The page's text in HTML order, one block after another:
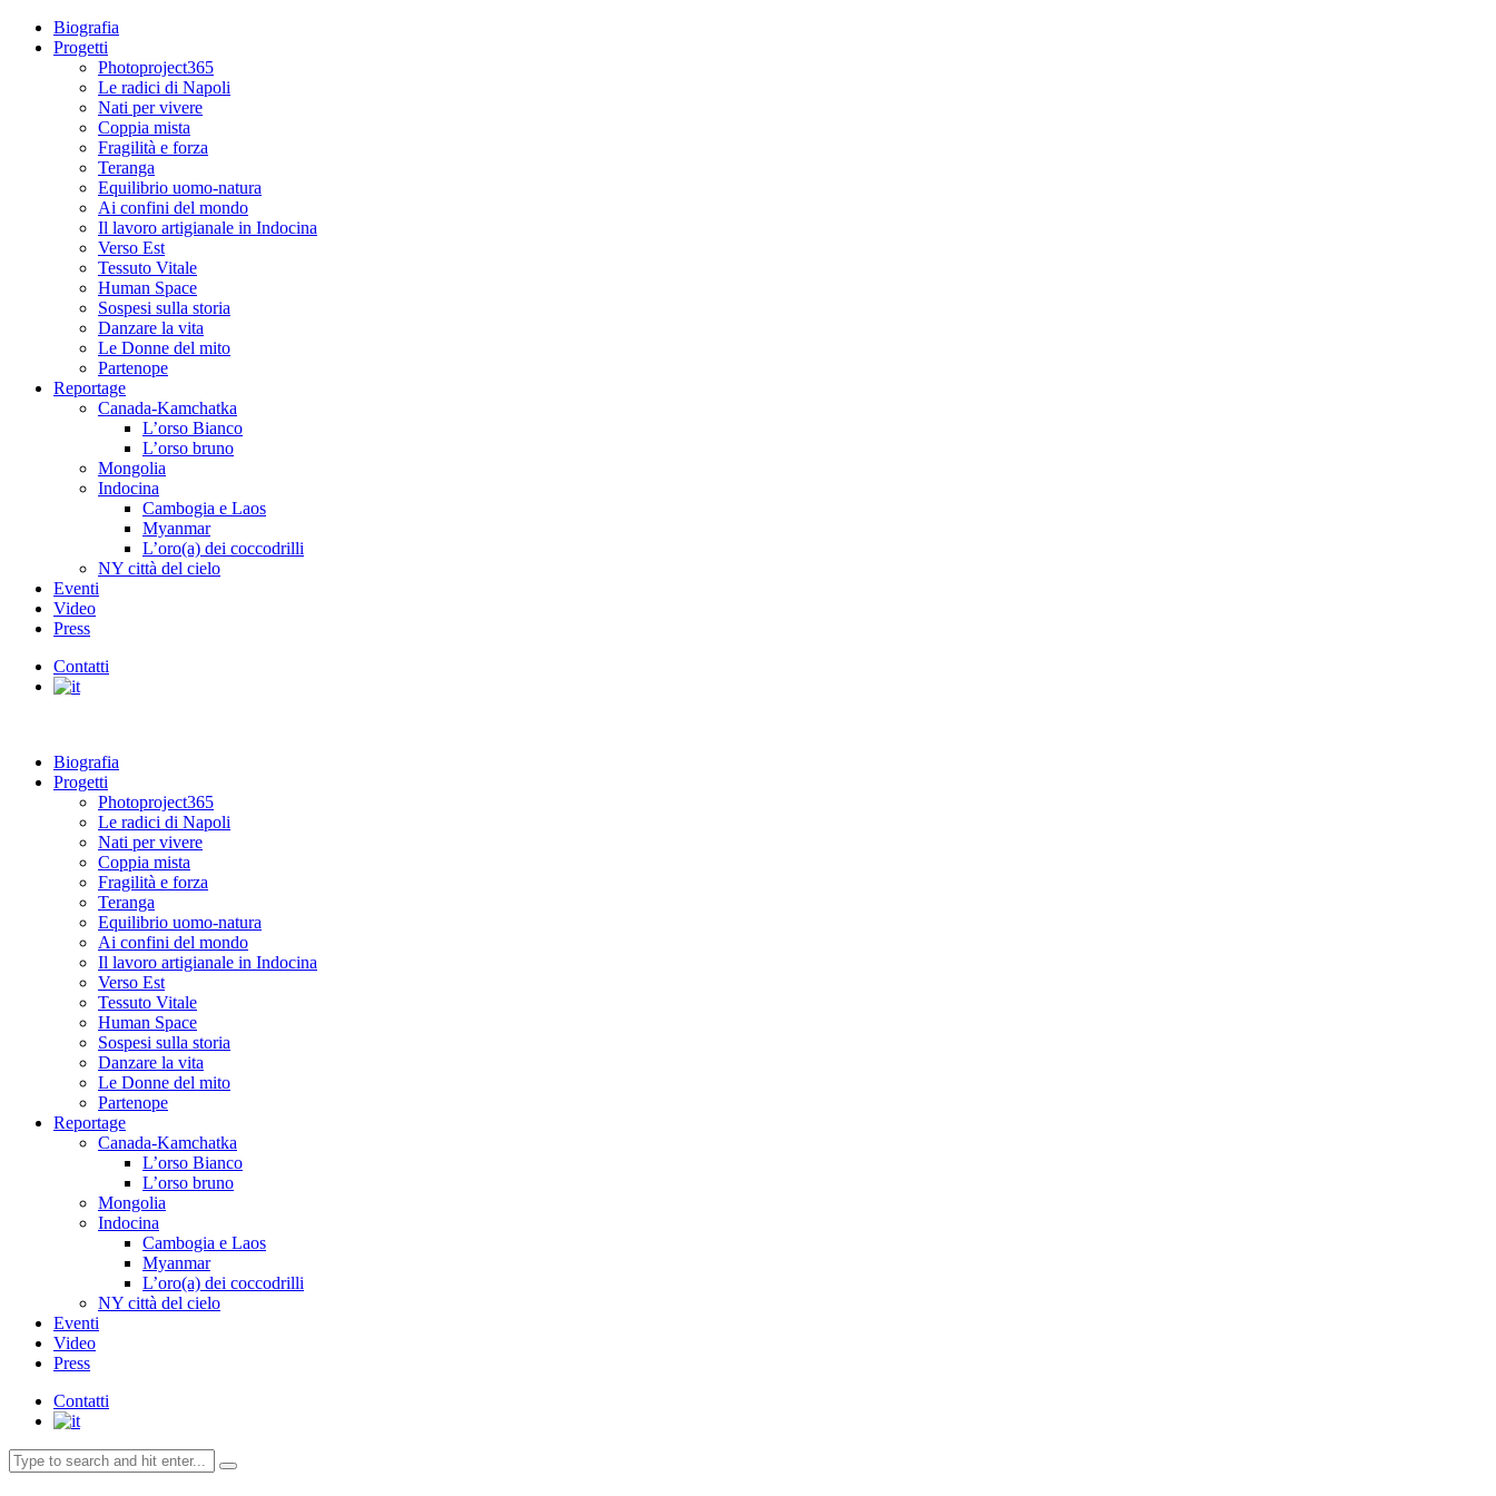
Biografia
Progetti
Photoproject365
Le radici di Napoli
Nati per vivere
Coppia mista
Fragilità e forza
Teranga
Equilibrio uomo-natura
Ai confini del mondo
Il lavoro artigianale in Indocina
Verso Est
Tessuto Vitale
Human Space
Sospesi sulla storia
Danzare la vita
Le Donne del mito
Partenope
Reportage
Canada-Kamchatka
L’orso Bianco
L’orso bruno
Mongolia
Indocina
Cambogia e Laos
Myanmar
L’oro(a) dei coccodrilli
NY città del cielo
Eventi
Video
Press
Contatti
Biografia
Progetti
Photoproject365
Le radici di Napoli
Nati per vivere
Coppia mista
Fragilità e forza
Teranga
Equilibrio uomo-natura
Ai confini del mondo
Il lavoro artigianale in Indocina
Verso Est
Tessuto Vitale
Human Space
Sospesi sulla storia
Danzare la vita
Le Donne del mito
Partenope
Reportage
Canada-Kamchatka
L’orso Bianco
L’orso bruno
Mongolia
Indocina
Cambogia e Laos
Myanmar
L’oro(a) dei coccodrilli
NY città del cielo
Eventi
Video
Press
Contatti